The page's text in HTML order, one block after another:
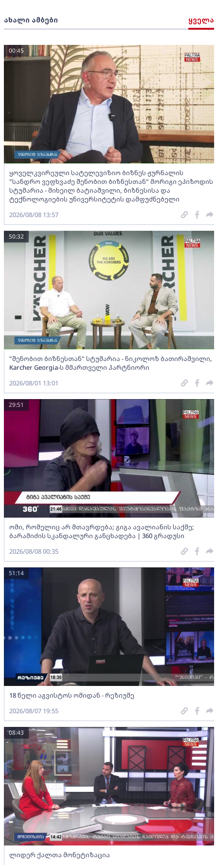
ახალი ამბები ყველა
ყოველკვირეული სატელევიზიო ბიზნეს ჟურნალის
"სანდრო ვეფხვაძე შენობით ბიზნესთან" მორიგი ეპიზოდის
სტუმარია - მიხეილ ბატიაშვილი, ბიზნესისა და
ტექნოლოგიების უნივერსიტეტის დამფუძნებელი
00:45
2026/08/08 13:57
"შენობით ბიზნესთან" სტუმარია - ნიკოლოზ ბათირაშვილი,
Karcher Georgia-ს მმართველი პარტნიორი
50:32
2026/08/01 13:01
ომი, რომელიც არ მთავრდება; გიგა ავალიანის საქმე;
ბარამიძის სკანდალური განცხადება | 360 გრადუსი
29:51
2026/08/08 00:35
18 წელი აგვისტოს ომიდან - რეზიუმე
51:14
2026/08/07 19:55
ლიდერ ქალთა მონეტიზაცია
08:43